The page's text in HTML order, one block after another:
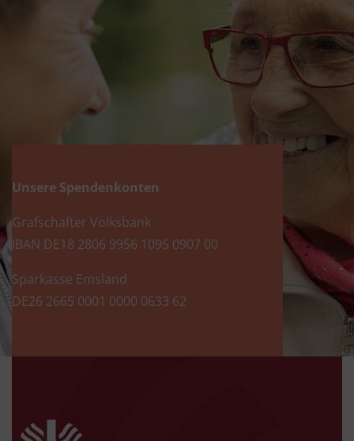
Unsere Spendenkonten
Grafschafter Volksbank
IBAN DE18 2806 9956 1095 0907 00
Sparkasse Emsland
DE26 2665 0001 0000 0633 62